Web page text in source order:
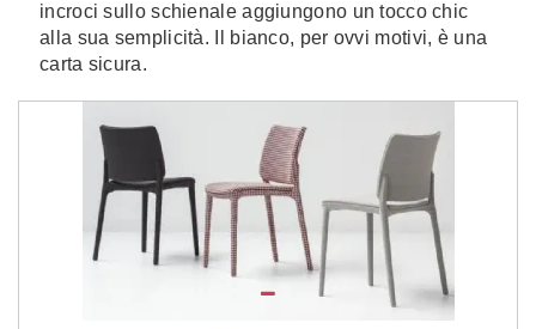
incroci sullo schienale aggiungono un tocco chic
alla sua semplicità. Il bianco, per ovvi motivi, è una
carta sicura.